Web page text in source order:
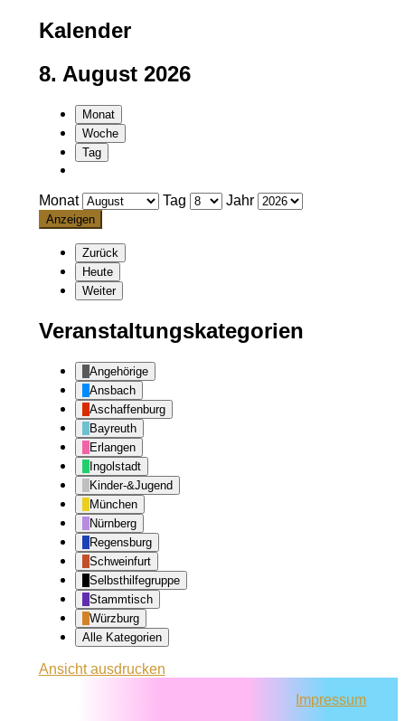
Kalender
8. August 2026
Monat
Woche
Tag
Monat Tag Jahr
Zurück
Heute
Weiter
Veranstaltungskategorien
Angehörige
Ansbach
Aschaffenburg
Bayreuth
Erlangen
Ingolstadt
Kinder-&Jugend
München
Nürnberg
Regensburg
Schweinfurt
Selbsthilfegruppe
Stammtisch
Würzburg
Alle Kategorien
Ansichtausdrucken
Impressum